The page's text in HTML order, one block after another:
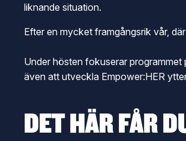
liknande situation.
Efter en mycket framgångsrik vår,
Under hösten fokuserar
även att utveckla Empower:HER
DET HÄR FÅR